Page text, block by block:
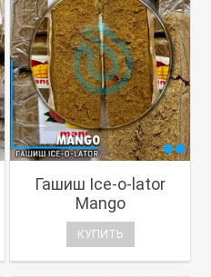
Гашиш Ice-o-lator
Mango
КУПИТЬ